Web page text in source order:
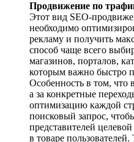
Продвижение по
Этот вид SEO-
необходимо
рекламу и получить
способ чаще всего
магазинов, порталов,
которым важно быстро
Особенность в том, что
а за конкретные
оптимизацию каждой
поисковый запрос,
представителей
в товаре